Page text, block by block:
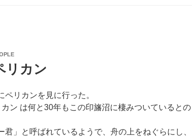
リカン
ペリカンを見に行った。
ン は何と30年もこの印旛沼に棲みついているとの
君」と呼ばれているようで、舟の上をねぐらにし、